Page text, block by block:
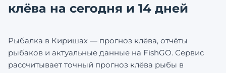
клёва на сегодня и 14 дней
Рыбалка в Киришах — прогноз клёва, отчёты
рыбаков и актуальные данные на FishGO. Сервис
рассчитывает точный прогноз клёва рыбы в